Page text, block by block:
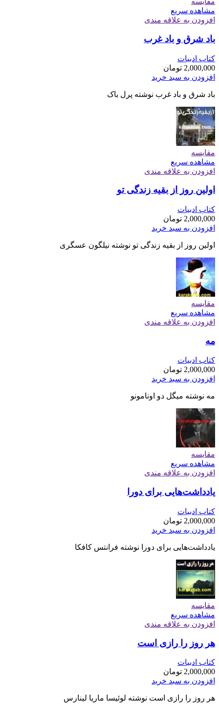
مشاهده سریع
افزودن به علاقه مندی
باد شرق و باد غرب
کتاب ادبیات
2,000,000 تومان
افزودن به سبد خرید
باد شرق و باد غرب نوشته پرل باک
مقایسه
مشاهده سریع
افزودن به علاقه مندی
اولین روز از بقیه زندگی تو
کتاب ادبیات
2,000,000 تومان
افزودن به سبد خرید
اولین روز از بقیه زندگی تو نوشته نیلگون عسگری
مقایسه
مشاهده سریع
افزودن به علاقه مندی
مه
کتاب ادبیات
2,000,000 تومان
افزودن به سبد خرید
مه نوشته میگل دو اونامونو
مقایسه
مشاهده سریع
افزودن به علاقه مندی
یادداشت‌هایی برای دورا
کتاب ادبیات
2,000,000 تومان
افزودن به سبد خرید
یادداشت‌هایی برای دورا نوشته فرانتس کافکا
مقایسه
مشاهده سریع
افزودن به علاقه مندی
هر روز را رازی است
کتاب ادبیات
2,000,000 تومان
افزودن به سبد خرید
هر روز را رازی است نوشته لوئیسا ماریا لینارس